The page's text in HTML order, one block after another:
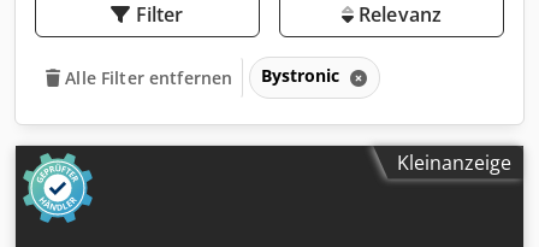
Filter Relevanz
Alle Filter entfernen Bystronic
Kleinanzeige